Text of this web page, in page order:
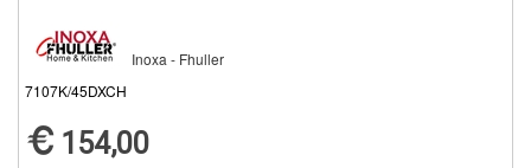
Inoxa - Fhuller
7107K/45DXCH
154,00